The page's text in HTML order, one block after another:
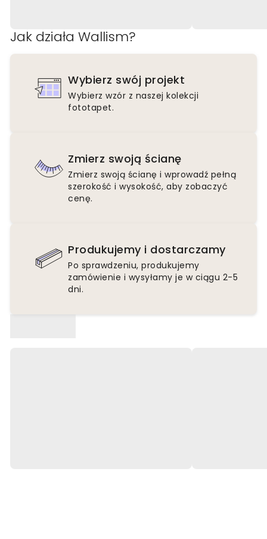
Jak działa Wallism?
Wybierz swój projekt
Wybierz wzór z naszej kolekcji
fototapet.
Zmierz swoją ścianę
Zmierz swoją ścianę i wprowadź pełną
szerokość i wysokość, aby zobaczyć
cenę.
Produkujemy i dostarczamy
Po sprawdzeniu, produkujemy
zamówienie i wysyłamy je w ciągu 2-5
dni.